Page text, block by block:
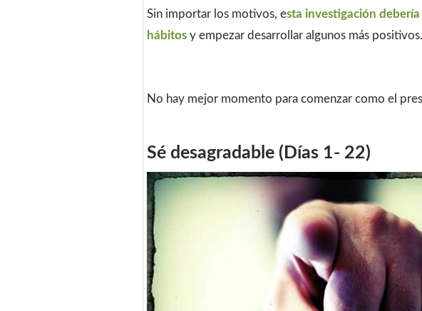
Sin importar los motivos, esta investigación debería
hábitos y empezar desarrollar algunos más positivos.
No hay mejor momento para comenzar como el
Sé desagradable (Días 1- 22)